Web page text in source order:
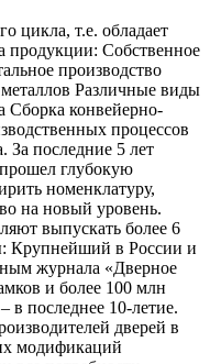
цикла, т.е. обладает
продукции: Собственное
производство
Различные виды
Сборка конвейерно-
процессов
За последние 5 лет
глубокую
номенклатуру,
на новый уровень.
выпускать более 6
Крупнейший в России и
журнала «Дверное
и более 100 млн
в последнее 10-летие.
дверей в
модификаций